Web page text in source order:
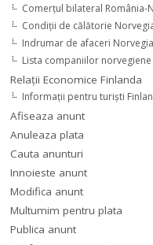
Comerţul bilateral România-
Condiții de călătorie
Indrumar de afaceri Norvegia
Lista companiilor
Relaţii Economice Finlanda
Informaţii pentru turişti
Afiseaza anunt
Anuleaza plata
Cauta anunturi
Innoieste anunt
Modifica anunt
Multumim pentru plata
Publica anunt